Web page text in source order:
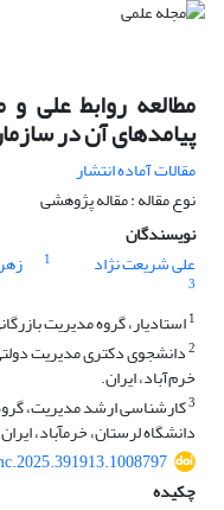
مطالعه روابط علی
پیامدهای آن در
مقالات آماده انتشار
نوع مقاله : مقاله پژوهشی
نویسندگان
علی شریعت نژاد
1
3
1استادیار، گروه مدیریت
2دانشجوی دکتری مدیریت
خرم‌آباد، ایران.
3کارشناسی ارشد مدیریت،
دانشگاه لرستان، خرم‎آباد، ایران.
چکیده